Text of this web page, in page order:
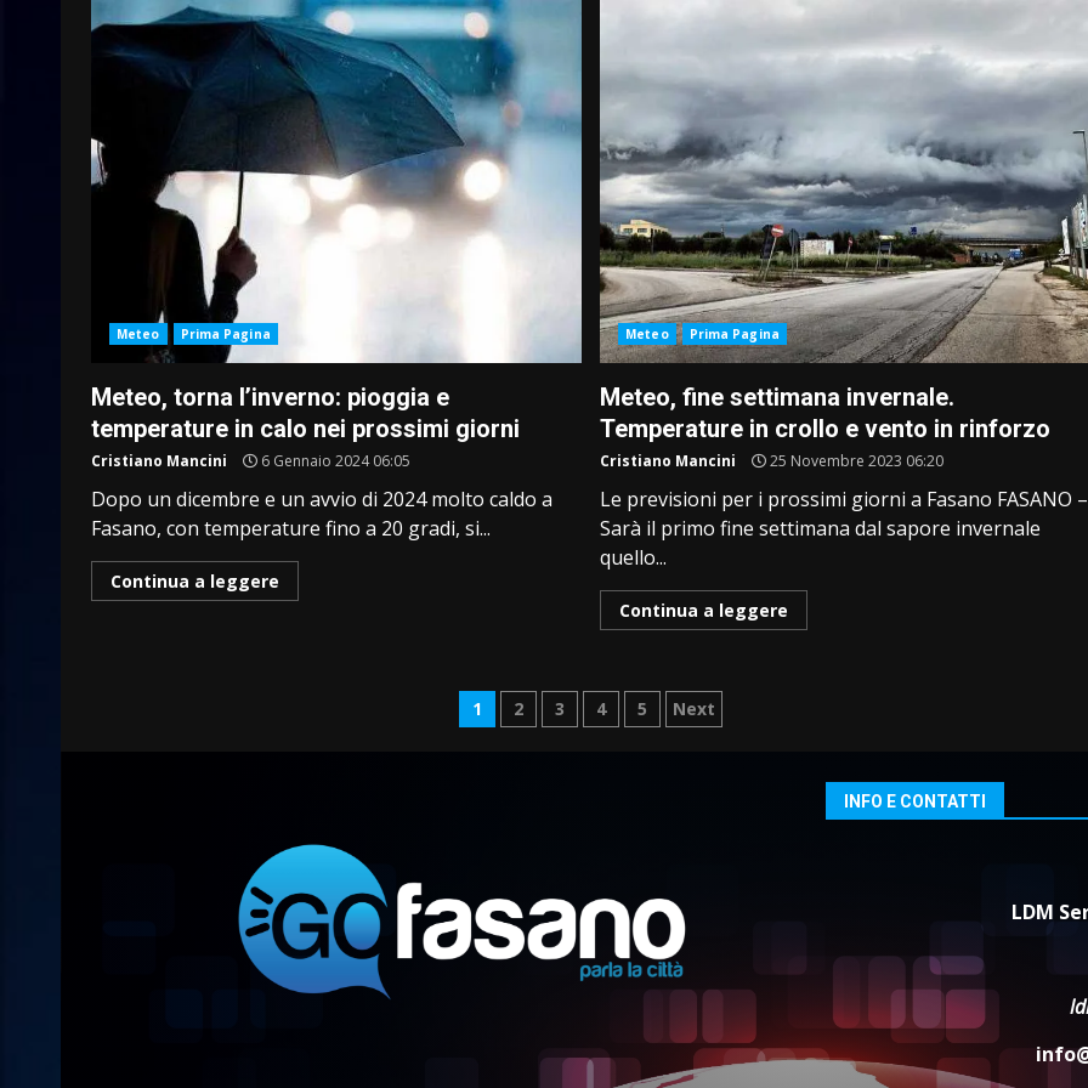
Meteo Prima Pagina
Meteo, torna l’inverno: pioggia e
temperature in calo nei prossimi giorni
Cristiano Mancini 6 Gennaio 2024 06:05
Dopo un dicembre e un avvio di 2024 molto caldo a
Fasano, con temperature fino a 20 gradi, si...
Continua a leggere
Meteo Prima Pagina
Meteo, fine settimana invernale.
Temperature in crollo e vento in rinforzo
Cristiano Mancini 25 Novembre 2023 06:20
Le previsioni per i prossimi giorni a Fasano FASANO –
Sarà il primo fine settimana dal sapore invernale
quello...
Continua a leggere
Paginazione
1 2 3 4 5 Next
INFO E CONTATTI
LDM